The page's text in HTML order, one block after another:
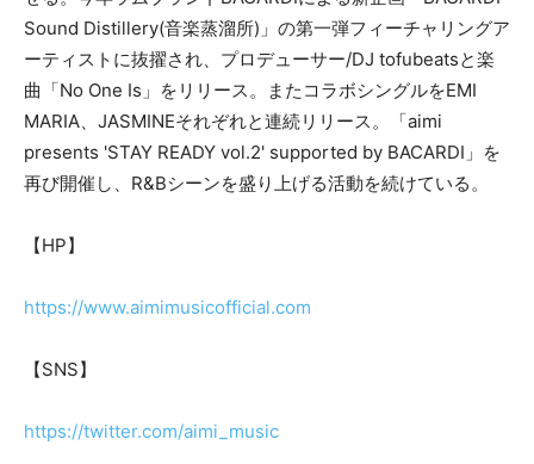
Sound Distillery(音楽蒸溜所)」の第一弾フィーチャリングア
ーティストに抜擢され、プロデューサー/DJ tofubeatsと楽
曲「No One Is」をリリース。またコラボシングルをEMI
MARIA、JASMINEそれぞれと連続リリース。「aimi
presents 'STAY READY vol.2' supported by BACARDI」を
再び開催し、R&Bシーンを盛り上げる活動を続けている。
【HP】
https://www.aimimusicofficial.com
【SNS】
https://twitter.com/aimi_music